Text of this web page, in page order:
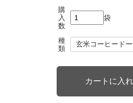
購
入
数
袋
種
類